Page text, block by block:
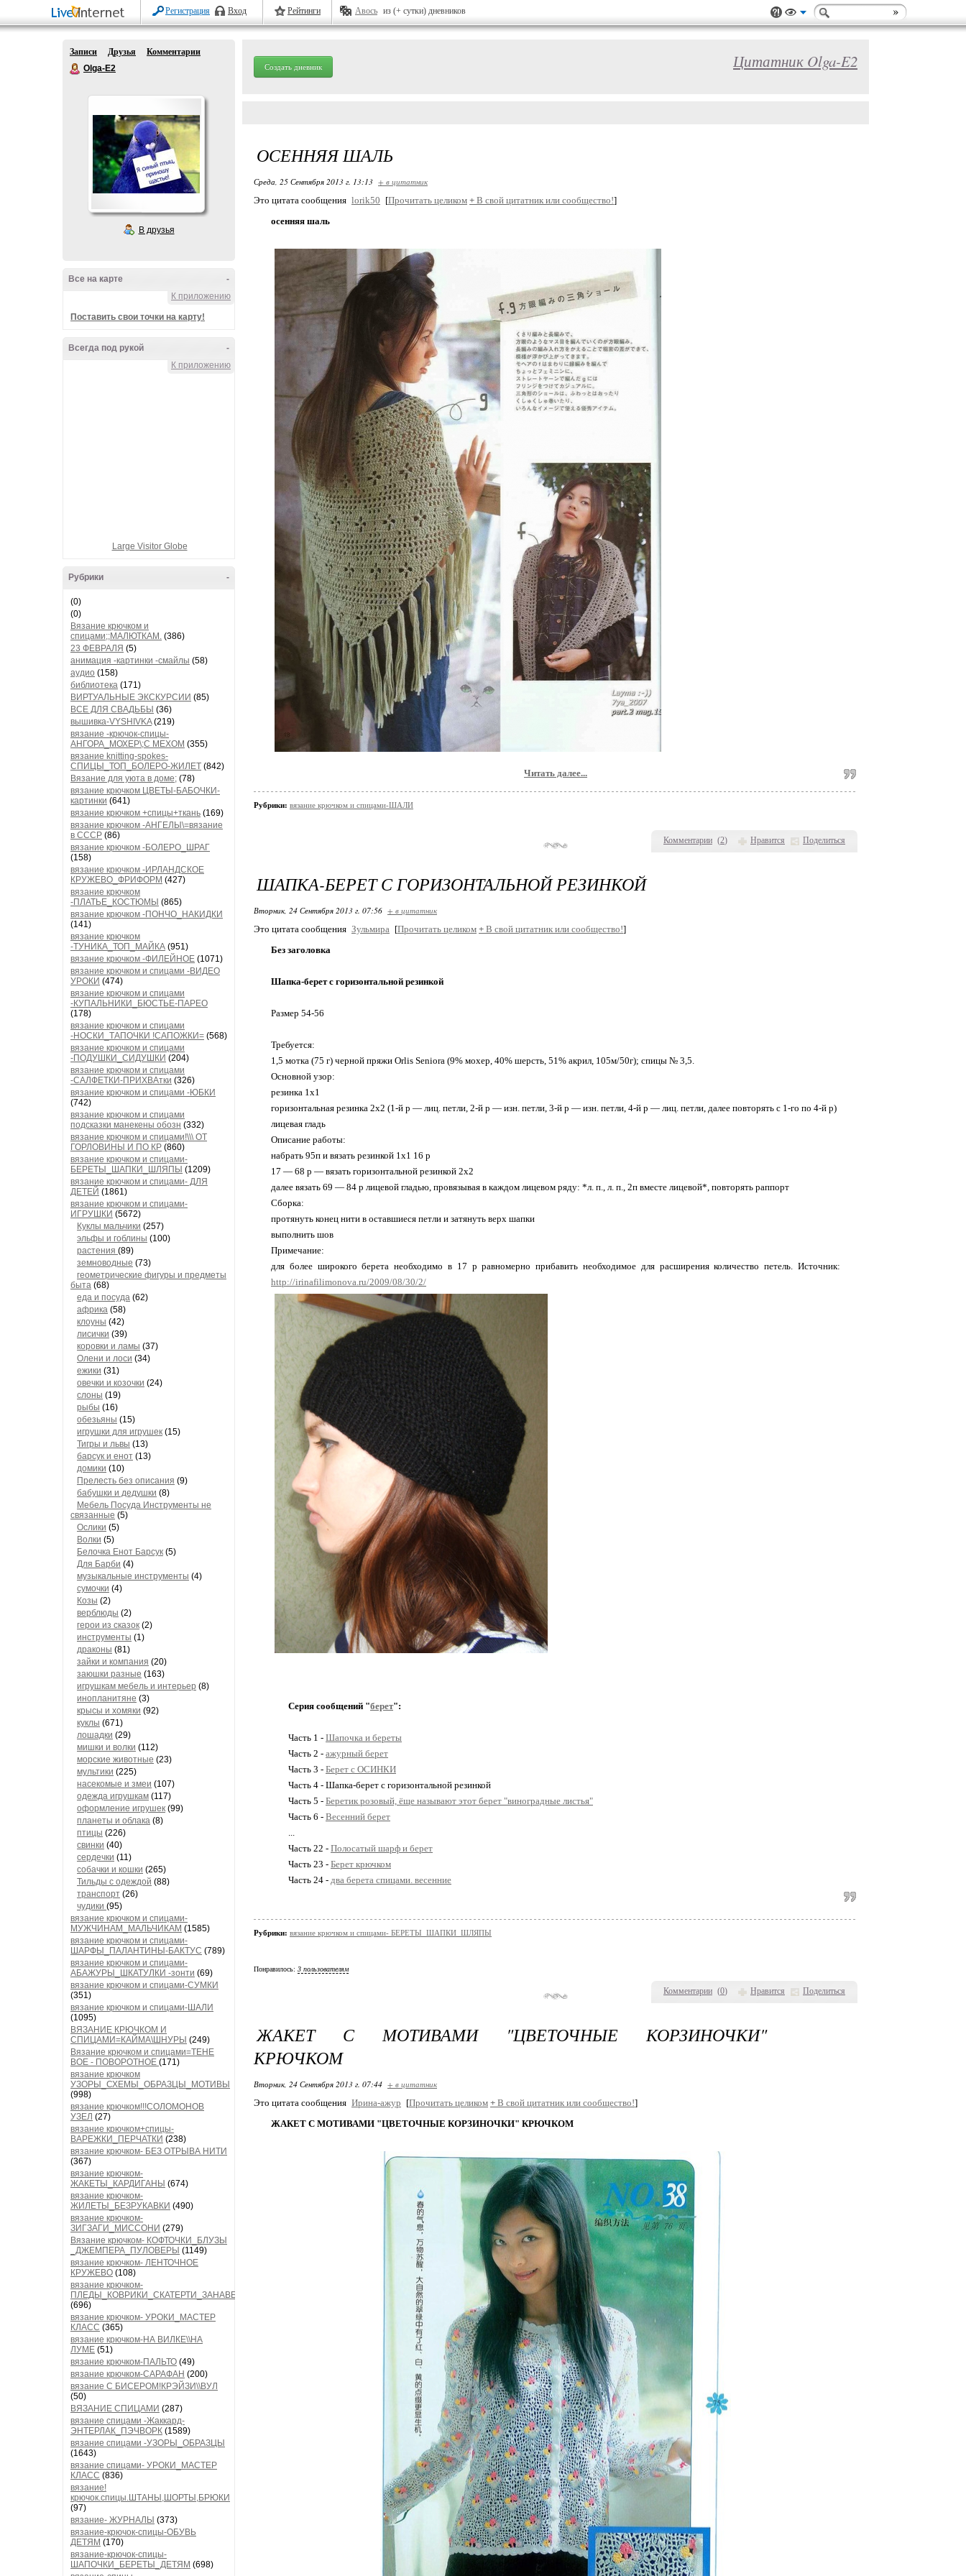
Регистрация Вход Рейтинги Авось из (+ сутки) дневников
Записи Друзья
Комментарии
Olga-E2
В друзья
-
Все на карте
К приложению
Поставить свои точки на карту!
-
Всегда под рукой
К приложению
Large Visitor Globe
-
Рубрики
(0)
(0)
Вязание крючком и
спицами;;МАЛЮТКАМ. (386)
23 ФЕВРАЛЯ (5)
анимация -картинки -смайлы (58)
аудио (158)
библиотека (171)
ВИРТУАЛЬНЫЕ ЭКСКУРСИИ (85)
ВСЕ ДЛЯ СВАДЬБЫ (36)
вышивка-VYSHIVKA(219)
вязание -крючок-спицы-
АНГОРА_МОХЕР\;С МЕХОМ (355)
вязание knitting-spokes-
СПИЦЫ_ТОП_БОЛЕРО-ЖИЛЕТ (842)
Вязание для уюта в доме; (78)
вязание крючком ЦВЕТЫ-БАБОЧКИ-
картинки (641)
вязание крючком +спицы+ткань (169)
вязание крючком -АНГЕЛЫ\=вязание
в СССР (86)
вязание крючком -БОЛЕРО_ШРАГ
(158)
вязание крючком -ИРЛАНДСКОЕ
КРУЖЕВО_ФРИФОРМ (427)
вязание крючком
-ПЛАТЬЕ_КОСТЮМЫ (865)
вязание крючком -ПОНЧО_НАКИДКИ
(141)
вязание крючком
-ТУНИКА_ТОП_МАЙКА (951)
вязание крючком -ФИЛЕЙНОЕ (1071)
вязание крючком и спицами -ВИДЕО
УРОКИ (474)
вязание крючком и спицами
-КУПАЛЬНИКИ_БЮСТЬЕ-ПАРЕО
(178)
вязание крючком и спицами
-НОСКИ_ТАПОЧКИ !САПОЖКИ= (568)
вязание крючком и спицами
-ПОДУШКИ_СИДУШКИ (204)
вязание крючком и спицами
-САЛФЕТКИ-ПРИХВАтки (326)
вязание крючком и спицами -ЮБКИ
(742)
вязание крючком и спицами
подсказки манекены обозн (332)
вязание крючком и спицами!\\\ ОТ
ГОРЛОВИНЫ И ПО КР (860)
вязание крючком и спицами-
БЕРЕТЫ_ШАПКИ_ШЛЯПЫ (1209)
вязание крючком и спицами- ДЛЯ
ДЕТЕЙ (1861)
вязание крючком и спицами-
ИГРУШКИ (5672)
Куклы мальчики (257)
эльфы и гоблины (100)
растения (89)
земноводные (73)
геометрические фигуры и предметы
быта (68)
еда и посуда (62)
африка (58)
клоуны (42)
лисички (39)
коровки и ламы (37)
Олени и лоси (34)
ежики (31)
овечки и козочки (24)
слоны (19)
рыбы (16)
обезьяны (15)
игрушки для игрушек (15)
Тигры и львы (13)
барсук и енот (13)
домики (10)
Прелесть без описания (9)
бабушки и дедушки (8)
Мебель Посуда Инструменты не
связанные (5)
Ослики (5)
Волки (5)
Белочка Енот Барсук (5)
Для Барби (4)
музыкальные инструменты (4)
сумочки (4)
Козы (2)
верблюды (2)
герои из сказок (2)
инструменты (1)
драконы (81)
зайки и компания (20)
заюшки разные (163)
игрушкам мебель и интерьер (8)
инопланитяне (3)
крысы и хомяки (92)
куклы (671)
лошадки (29)
мишки и волки (112)
морские животные (23)
мультики (225)
насекомые и змеи (107)
одежда игрушкам (117)
оформление игрушек (99)
планеты и облака (8)
птицы (226)
свинки (40)
сердечки (11)
собачки и кошки (265)
Тильды с одеждой (88)
транспорт (26)
чудики (95)
вязание крючком и спицами-
МУЖЧИНАМ_МАЛЬЧИКАМ (1585)
вязание крючком и спицами-
ШАРФЫ_ПАЛАНТИНЫ-БАКТУС (789)
вязание крючком и спицами-
АБАЖУРЫ_ШКАТУЛКИ -зонти (69)
вязание крючком и спицами-СУМКИ
(351)
вязание крючком и спицами-ШАЛИ
(1095)
ВЯЗАНИЕ КРЮЧКОМ И
СПИЦАМИ=КАЙМА\ШНУРЫ (249)
Вязание крючком и спицами=ТЕНЕ
ВОЕ - ПОВОРОТНОЕ (171)
вязание крючком
УЗОРЫ_СХЕМЫ_ОБРАЗЦЫ_МОТИВЫ
(998)
вязание крючком!!!СОЛОМОНОВ
УЗЕЛ (27)
вязание крючком+спицы-
ВАРЕЖКИ_ПЕРЧАТКИ (238)
вязание крючком- БЕЗ ОТРЫВА НИТИ
(367)
вязание крючком-
ЖАКЕТЫ_КАРДИГАНЫ (674)
вязание крючком-
ЖИЛЕТЫ_БЕЗРУКАВКИ (490)
вязание крючком-
ЗИГЗАГИ_МИССОНИ (279)
Вязание крючком- КОФТОЧКИ_БЛУЗЫ
_ДЖЕМПЕРА_ПУЛОВЕРЫ (1149)
вязание крючком- ЛЕНТОЧНОЕ
КРУЖЕВО (108)
вязание крючком-
ПЛЕДЫ_КОВРИКИ_СКАТЕРТИ_ЗАНАВЕСКИ
(696)
вязание крючком- УРОКИ_МАСТЕР
КЛАСС (365)
вязание крючком-НА ВИЛКЕ\\НА
ЛУМЕ (51)
вязание крючком-ПАЛЬТО (49)
вязание крючком-САРАФАН (200)
вязание С БИСЕРОМ!КРЭЙЗИ\\ВУЛ
(50)
ВЯЗАНИЕ СПИЦАМИ (287)
вязание спицами -Жаккард-
ЭНТЕРЛАК_ПЭЧВОРК (1589)
вязание спицами -УЗОРЫ_ОБРАЗЦЫ
(1643)
вязание спицами- УРОКИ_МАСТЕР
КЛАСС (836)
вязание!
крючок.спицы.ШТАНЫ,ШОРТЫ,БРЮКИ
(97)
вязание- ЖУРНАЛЫ (373)
вязание-крючок-спицы-ОБУВЬ
ДЕТЯМ (170)
вязание-крючок-спицы-
ШАПОЧКИ_БЕРЕТЫ_ДЕТЯМ (698)
Создать дневник Цитатник Olga-E2
Комментарии (2) Нравится Поделиться
ОСЕННЯЯ ШАЛЬ
Среда, 25 Сентября 2013 г. 13:13 + в цитатник
Это цитата сообщения lorik50 [Прочитать целиком + В свой цитатник или сообщество!]
осенняя шаль
Читать далее...
Рубрики: вязание крючком и спицами-ШАЛИ
Комментарии (0) Нравится Поделиться
ШАПКА-БЕРЕТ С ГОРИЗОНТАЛЬНОЙ РЕЗИНКОЙ
Вторник, 24 Сентября 2013 г. 07:56 + в цитатник
Это цитата сообщения Зульмира [Прочитать целиком + В свой цитатник или сообщество!]
Без заголовка
Шапка-берет с горизонтальной резинкой
Размер 54-56
Требуется:
1,5 мотка (75 г) черной пряжи Orlis Seniora (9% мохер, 40% шерсть, 51% акрил, 105м/50г); спицы № 3,5.
Основной узор:
резинка 1х1
горизонтальная резинка 2х2 (1-й р — лиц. петли, 2-й р — изн. петли, 3-й р — изн. петли, 4-й р — лиц. петли, далее повторять с 1-го по 4-й р)
лицевая гладь
Описание работы:
набрать 95п и вязать резинкой 1х1 16 р
17 — 68 р — вязать горизонтальной резинкой 2х2
далее вязать 69 — 84 р лицевой гладью, провязывая в каждом лицевом ряду: *л. п., л. п., 2п вместе лицевой*, повторять раппорт
Сборка:
протянуть конец нити в оставшиеся петли и затянуть верх шапки
выполнить шов
Примечание:
для более широкого берета необходимо в 17 р равномерно прибавить необходимое для расширения количество петель. Источник:
http://irinafilimonova.ru/2009/08/30/2/
Серия сообщений "берет":
Часть 1 - Шапочка и береты
Часть 2 - ажурный берет
Часть 3 - Берет с ОСИНКИ
Часть 4 - Шапка-берет с горизонтальной резинкой
Часть 5 - Беретик розовый, ёще называют этот берет "виноградные листья"
Часть 6 - Весенний берет
...
Часть 22 - Полосатый шарф и берет
Часть 23 - Берет крючком
Часть 24 - два берета спицами. весенние
Рубрики: вязание крючком и спицами- БЕРЕТЫ_ШАПКИ_ШЛЯПЫ
Понравилось: 3 пользователям
ЖАКЕТ С МОТИВАМИ "ЦВЕТОЧНЫЕ КОРЗИНОЧКИ"
КРЮЧКОМ
Вторник, 24 Сентября 2013 г. 07:44 + в цитатник
Это цитата сообщения Ирина-ажур [Прочитать целиком + В свой цитатник или сообщество!]
ЖАКЕТ С МОТИВАМИ "ЦВЕТОЧНЫЕ КОРЗИНОЧКИ" КРЮЧКОМ